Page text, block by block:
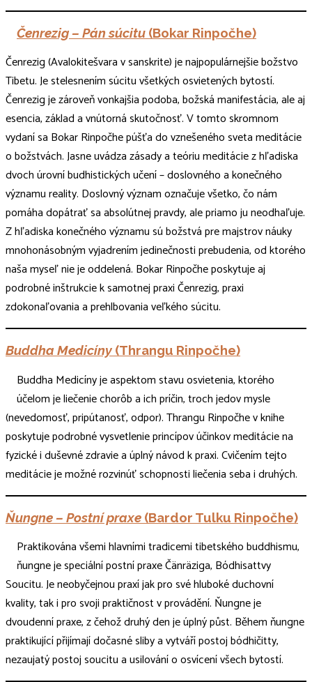
Čenrezig – Pán súcitu (Bokar Rinpočhe)
Čenrezig (Avalokitešvara v sanskrite) je najpopulárnejšie božstvo
Tibetu. Je stelesnením súcitu všetkých osvietených bytostí.
Čenrezig je zároveň vonkajšia podoba, božská manifestácia, ale aj
esencia, základ a vnútorná skutočnosť. V tomto skromnom
vydaní sa Bokar Rinpočhe púšťa do vznešeného sveta meditácie
o božstvách. Jasne uvádza zásady a teóriu meditácie z hľadiska
dvoch úrovní budhistických učení – doslovného a konečného
významu reality. Doslovný význam označuje všetko, čo nám
pomáha dopátrať sa absolútnej pravdy, ale priamo ju neodhaľuje.
Z hľadiska konečného významu sú božstvá pre majstrov náuky
mnohonásobným vyjadrením jedinečnosti prebudenia, od ktorého
naša myseľ nie je oddelená. Bokar Rinpočhe poskytuje aj
podrobné inštrukcie k samotnej praxi Čenrezig, praxi
zdokonaľovania a prehlbovania veľkého súcitu.
Buddha Medicíny (Thrangu Rinpočhe)
Buddha Medicíny je aspektom stavu osvietenia, ktorého
účelom je liečenie chorôb a ich príčin, troch jedov mysle
(nevedomosť, pripútanosť, odpor). Thrangu Rinpočhe v knihe
poskytuje podrobné vysvetlenie princípov účinkov meditácie na
fyzické i duševné zdravie a úplný návod k praxi. Cvičením tejto
meditácie je možné rozvinúť schopnosti liečenia seba i druhých.
Ňungne – Postní praxe (Bardor Tulku Rinpočhe)
Praktikována všemi hlavními tradicemi tibetského buddhismu,
ňungne je speciální postní praxe Čänräziga, Bódhisattvy
Soucitu. Je neobyčejnou praxí jak pro své hluboké duchovní
kvality, tak i pro svoji praktičnost v provádění. Ňungne je
dvoudenní praxe, z čehož druhý den je úplný půst. Během ňungne
praktikující přijímají dočasné sliby a vytváří postoj bódhičitty,
nezaujatý postoj soucitu a usilování o osvícení všech bytostí.